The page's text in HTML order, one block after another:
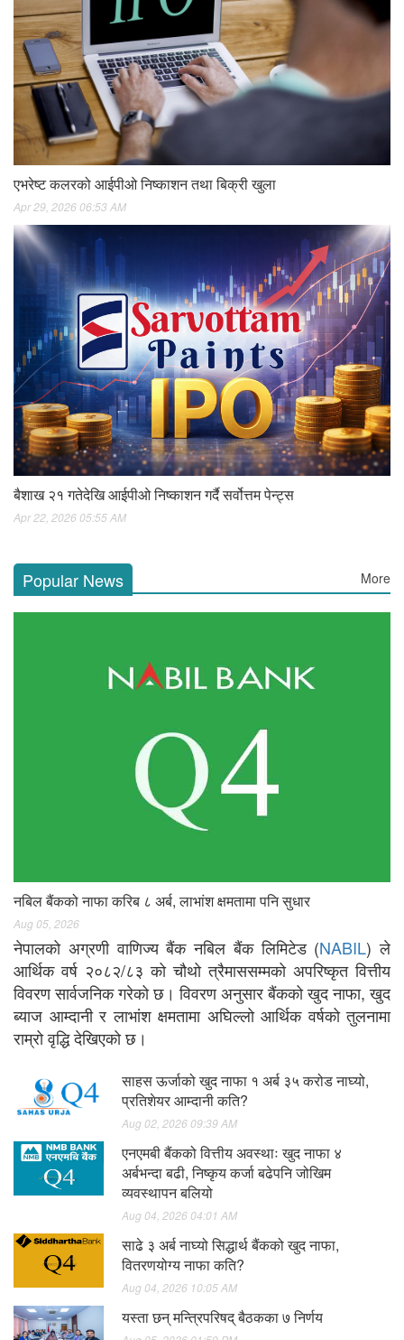
एभरेष्ट कलरको आईपीओ निष्काशन तथा बिक्री खुला
Apr 29, 2026 06:53 AM
बैशाख २१ गतेदेखि आईपीओ निष्काशन गर्दै सर्वोत्तम पेन्ट्स
Apr 22, 2026 05:55 AM
Popular News More
नबिल बैंकको नाफा करिब ८ अर्ब, लाभांश क्षमतामा पनि सुधार
Aug 05, 2026
नेपालको अग्रणी वाणिज्य बैंक नबिल बैंक लिमिटेड (NABIL) ले
आर्थिक वर्ष २०८२/८३ को चौथो त्रैमाससम्मको अपरिष्कृत वित्तीय
विवरण सार्वजनिक गरेको छ। विवरण अनुसार बैंकको खुद नाफा, खुद
ब्याज आम्दानी र लाभांश क्षमतामा अघिल्लो आर्थिक वर्षको तुलनामा
राम्रो वृद्धि देखिएको छ।
साहस ऊर्जाको खुद नाफा १ अर्ब ३५ करोड नाघ्यो,
प्रतिशेयर आम्दानी कति?
Aug 02, 2026 09:39 AM
एनएमबी बैंकको वित्तीय अवस्थाः खुद नाफा ४
अर्बभन्दा बढी, निष्कृय कर्जा बढेपनि जोखिम
व्यवस्थापन बलियो
Aug 04, 2026 04:01 AM
साढे ३ अर्ब नाघ्यो सिद्धार्थ बैंकको खुद नाफा,
वितरणयोग्य नाफा कति?
Aug 04, 2026 10:05 AM
यस्ता छन् मन्त्रिपरिषद् बैठकका ७ निर्णय